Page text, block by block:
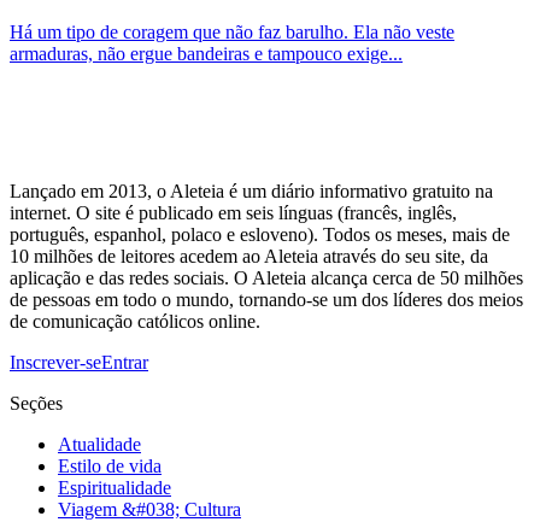
Há um tipo de coragem que não faz barulho. Ela não veste
armaduras, não ergue bandeiras e tampouco exige...
Lançado em 2013, o Aleteia é um diário informativo gratuito na
internet. O site é publicado em seis línguas (francês, inglês,
português, espanhol, polaco e esloveno). Todos os meses, mais de
10 milhões de leitores acedem ao Aleteia através do seu site, da
aplicação e das redes sociais. O Aleteia alcança cerca de 50 milhões
de pessoas em todo o mundo, tornando-se um dos líderes dos meios
de comunicação católicos online.
Inscrever-seEntrar
Seções
Atualidade
Estilo de vida
Espiritualidade
Viagem &#038; Cultura